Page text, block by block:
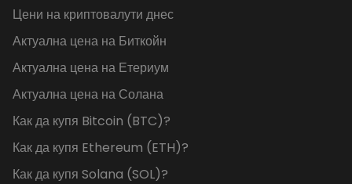
Цени на криптовалути днес
Актуална цена на Биткойн
Актуална цена на Етериум
Актуална цена на Солана
Как да купя Bitcoin (BTC)?
Как да купя Ethereum (ETH)?
Как да купя Solana (SOL)?